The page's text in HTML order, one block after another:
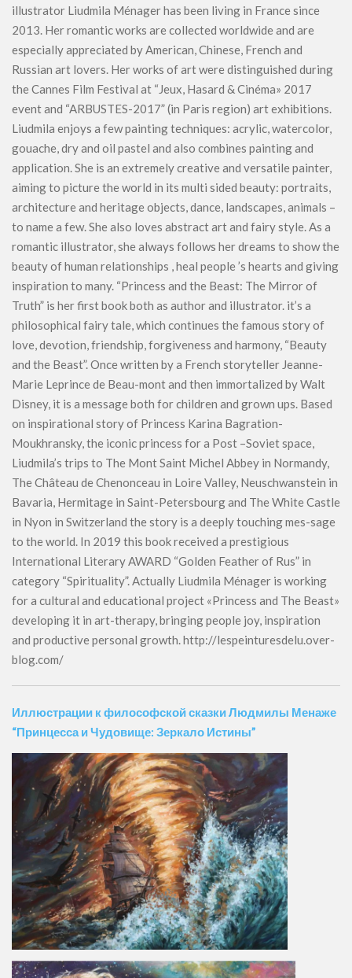
illustrator Liudmila Ménager has been living in France since
2013. Her romantic works are collected worldwide and are
especially appreciated by American, Chinese, French and
Russian art lovers. Her works of art were distinguished during
the Cannes Film Festival at “Jeux, Hasard & Cinéma» 2017
event and “ARBUSTES-2017” (in Paris region) art exhibitions.
Liudmila enjoys a few painting techniques: acrylic, watercolor,
gouache, dry and oil pastel and also combines painting and
application. She is an extremely creative and versatile painter,
aiming to picture the world in its multi sided beauty: portraits,
architecture and heritage objects, dance, landscapes, animals –
to name a few. She also loves abstract art and fairy style. As a
romantic illustrator, she always follows her dreams to show the
beauty of human relationships , heal people ’s hearts and giving
inspiration to many. “Princess and the Beast: The Mirror of
Truth” is her first book both as author and illustrator. it’s a
philosophical fairy tale, which continues the famous story of
love, devotion, friendship, forgiveness and harmony, “Beauty
and the Beast”. Once written by a French storyteller Jeanne-
Marie Leprince de Beau-mont and then immortalized by Walt
Disney, it is a message both for children and grown ups. Based
on inspirational story of Princess Karina Bagration-
Moukhransky, the iconic princess for a Post –Soviet space,
Liudmila’s trips to The Mont Saint Michel Abbey in Normandy,
The Château de Chenonceau in Loire Valley, Neuschwanstein in
Bavaria, Hermitage in Saint-Petersbourg and The White Castle
in Nyon in Switzerland the story is a deeply touching mes-sage
to the world. In 2019 this book received a prestigious
International Literary AWARD “Golden Feather of Rus” in
category “Spirituality”. Actually Liudmila Ménager is working
for a cultural and educational project «Princess and The Beast»
developing it in art-therapy, bringing people joy, inspiration
and productive personal growth. http://lespeinturesdelu.over-
blog.com/
Иллюстрации к философской сказки Людмилы Менаже
“Принцесса и Чудовище: Зеркало Истины”